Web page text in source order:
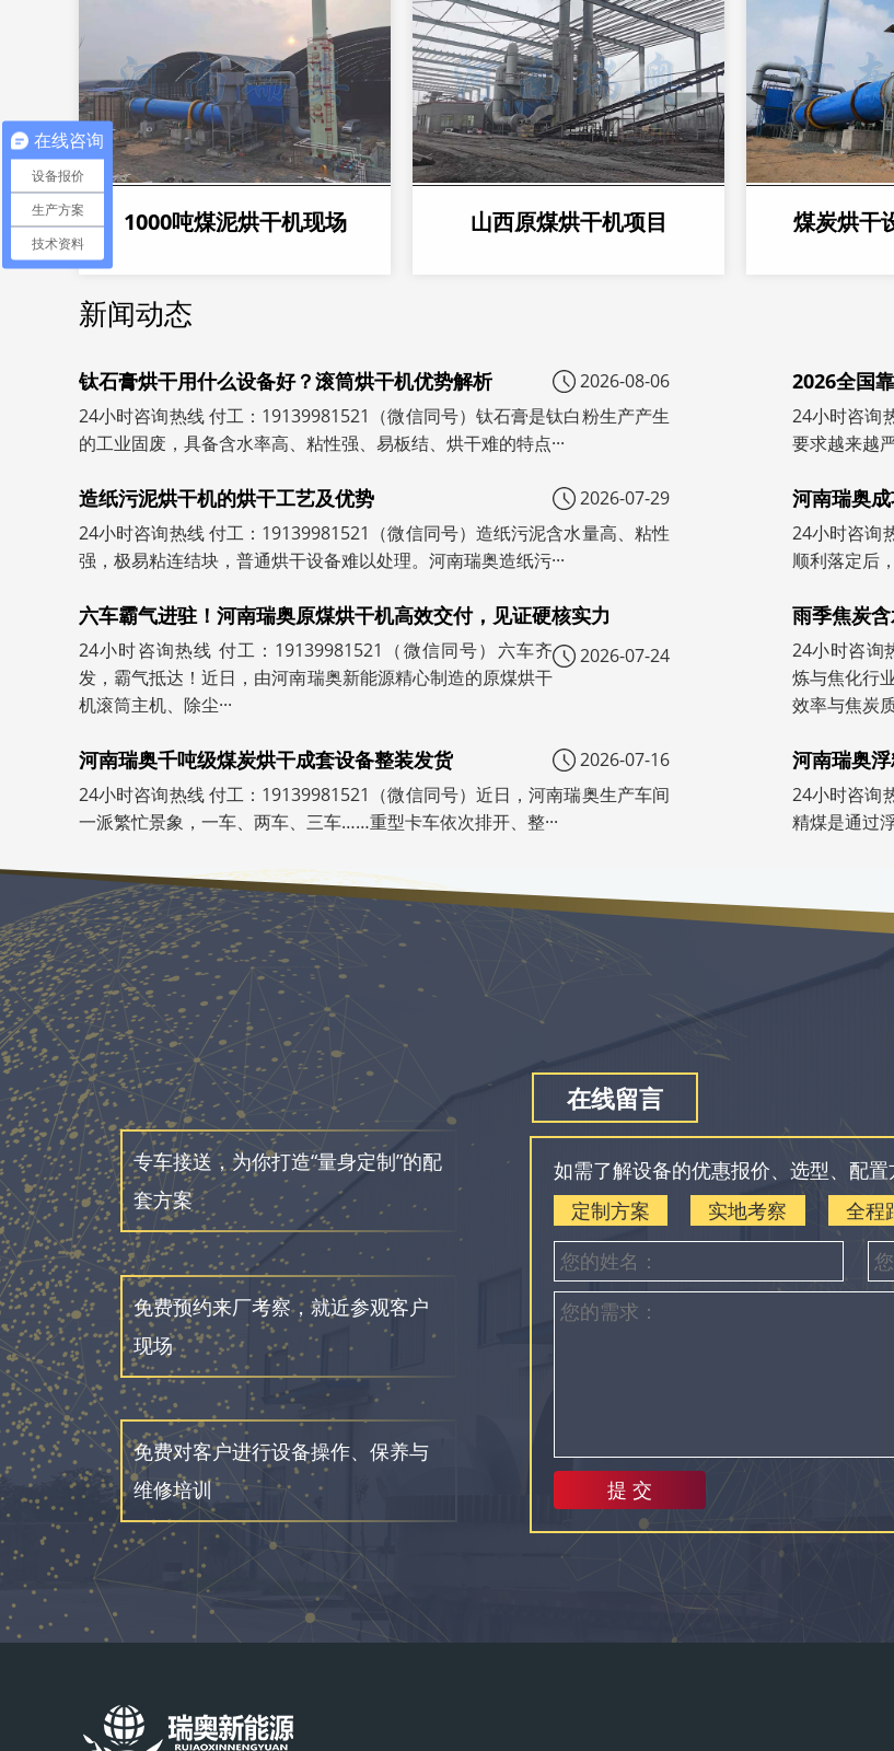
1000吨煤泥烘干机现场 山西原煤烘干机项目 煤炭烘干
新闻动态
钛石膏烘干用什么设备好？滚筒烘干机优势解析
2026-08-06
24小时咨询热线 付工：19139981521（微信同号）钛石膏是钛白粉生产产生
的工业固废，具备含水率高、粘性强、易板结、烘干难的特点···
2026全国
24小时咨询
要求越来越
造纸污泥烘干机的烘干工艺及优势
2026-07-29
24小时咨询热线 付工：19139981521（微信同号）造纸污泥含水量高、粘性
强，极易粘连结块，普通烘干设备难以处理。河南瑞奥造纸污···
河南瑞奥
24小时咨询
顺利落定后
六车霸气进驻！河南瑞奥原煤烘干机高效交付，见证硬核实力
2026-07-24
24小时咨询热线 付工：19139981521（微信同号）六车齐
发，霸气抵达！近日，由河南瑞奥新能源精心制造的原煤烘干
机滚筒主机、除尘···
雨季焦炭
24小时咨询
炼与焦化行
效率与焦炭质
河南瑞奥千吨级煤炭烘干成套设备整装发货
2026-07-16
24小时咨询热线 付工：19139981521（微信同号）近日，河南瑞奥生产车间
一派繁忙景象，一车、两车、三车……重型卡车依次排开、整···
河南瑞奥
24小时咨询
精煤是通过
专车接送，为你打造“量身定制”的配
套方案
免费预约来厂考察，就近参观客户
现场
免费对客户进行设备操作、保养与
维修培训
在线留言
如需了解设备的优惠报价、选型、配
定制方案
实地考察 全程
在线咨询
设备报价
生产方案
技术资料